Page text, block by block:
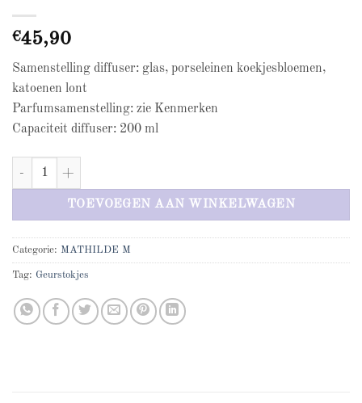
€45,90
Samenstelling diffuser: glas, porseleinen koekjesbloemen,
katoenen lont
Parfumsamenstelling: zie Kenmerken
Capaciteit diffuser: 200 ml
Mathilde M Marquise geurdiffuser aantal
TOEVOEGEN AAN WINKELWAGEN
Categorie: MATHILDE M
Tag: Geurstokjes